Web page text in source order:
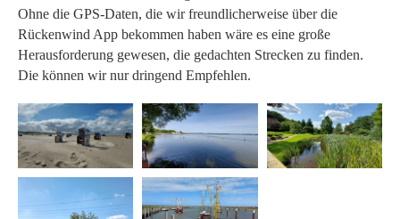
Ohne die GPS-Daten, die wir freundlicherweise über die
Rückenwind App bekommen haben wäre es eine große
Herausforderung gewesen, die gedachten Strecken zu finden.
Die können wir nur dringend Empfehlen.